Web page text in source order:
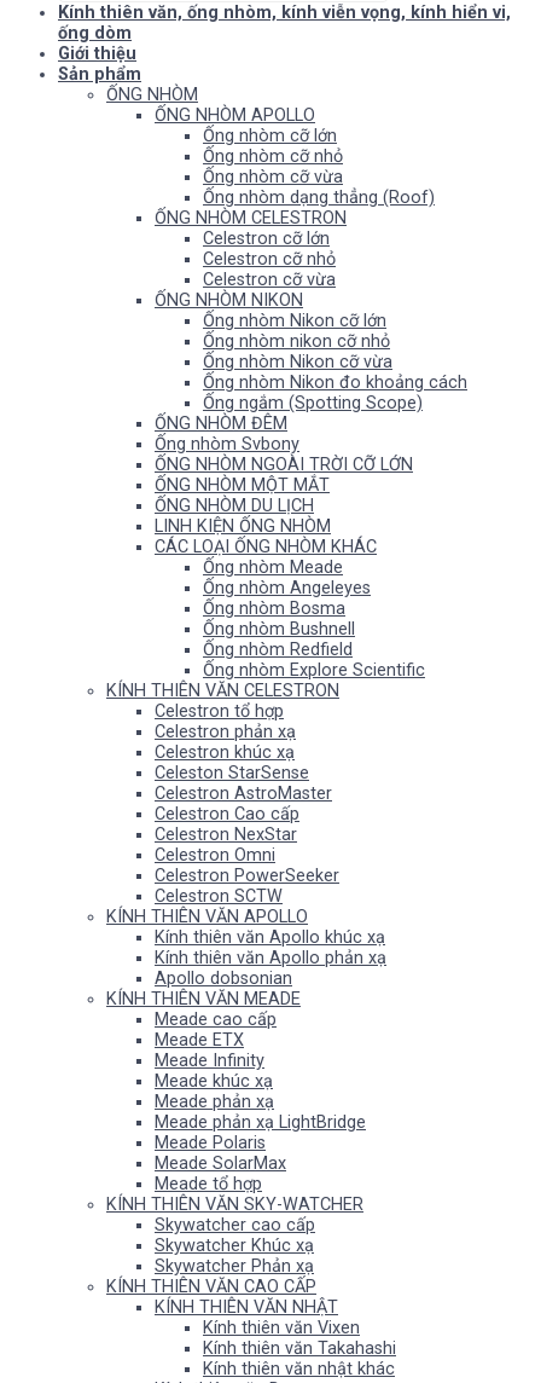
Kính thiên văn, ống nhòm, kính viễn vọng, kính hiển vi,
ống dòm
Giới thiệu
Sản phẩm
ỐNG NHÒM
ỐNG NHÒM APOLLO
Ống nhòm cỡ lớn
Ống nhòm cỡ nhỏ
Ống nhòm cỡ vừa
Ống nhòm dạng thẳng (Roof)
ỐNG NHÒM CELESTRON
Celestron cỡ lớn
Celestron cỡ nhỏ
Celestron cỡ vừa
ỐNG NHÒM NIKON
Ống nhòm Nikon cỡ lớn
Ống nhòm nikon cỡ nhỏ
Ống nhòm Nikon cỡ vừa
Ống nhòm Nikon đo khoảng cách
Ống ngắm (Spotting Scope)
ỐNG NHÒM ĐÊM
Ống nhòm Svbony
ỐNG NHÒM NGOÀI TRỜI CỠ LỚN
ỐNG NHÒM MỘT MẮT
ỐNG NHÒM DU LỊCH
LINH KIỆN ỐNG NHÒM
CÁC LOẠI ỐNG NHÒM KHÁC
Ống nhòm Meade
Ống nhòm Angeleyes
Ống nhòm Bosma
Ống nhòm Bushnell
Ống nhòm Redfield
Ống nhòm Explore Scientific
KÍNH THIÊN VĂN CELESTRON
Celestron tổ hợp
Celestron phản xạ
Celestron khúc xạ
Celeston StarSense
Celestron AstroMaster
Celestron Cao cấp
Celestron NexStar
Celestron Omni
Celestron PowerSeeker
Celestron SCTW
KÍNH THIÊN VĂN APOLLO
Kính thiên văn Apollo khúc xạ
Kính thiên văn Apollo phản xạ
Apollo dobsonian
KÍNH THIÊN VĂN MEADE
Meade cao cấp
Meade ETX
Meade Infinity
Meade khúc xạ
Meade phản xạ
Meade phản xạ LightBridge
Meade Polaris
Meade SolarMax
Meade tổ hợp
KÍNH THIÊN VĂN SKY-WATCHER
Skywatcher cao cấp
Skywatcher Khúc xạ
Skywatcher Phản xạ
KÍNH THIÊN VĂN CAO CẤP
KÍNH THIÊN VĂN NHẬT
Kính thiên văn Vixen
Kính thiên văn Takahashi
Kính thiên văn nhật khác